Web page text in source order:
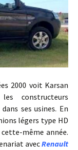
voit Karsan
constructeurs
ses usines. En
légers type HD
même année.
avecRenault